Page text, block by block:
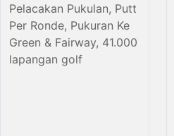
Pelacakan Pukulan, Putt
Per Ronde, Pukuran Ke
Green & Fairway, 41.000
lapangan golf